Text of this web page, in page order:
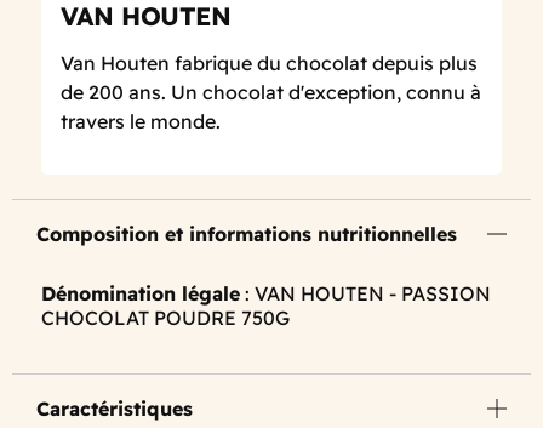
VAN HOUTEN
Van Houten fabrique du chocolat depuis plus
de 200 ans. Un chocolat d'exception, connu à
travers le monde.
Composition et informations nutritionnelles
Dénomination légale : VAN HOUTEN - PASSION
CHOCOLAT POUDRE 750G
Caractéristiques